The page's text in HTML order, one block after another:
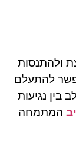
ולהתנסות
להתעלם
נגיעות
המתמחה